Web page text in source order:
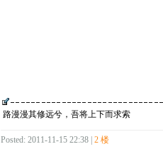
路漫漫其修远兮，吾将上下而求索
Posted: 2011-11-15 22:38 | 2 楼